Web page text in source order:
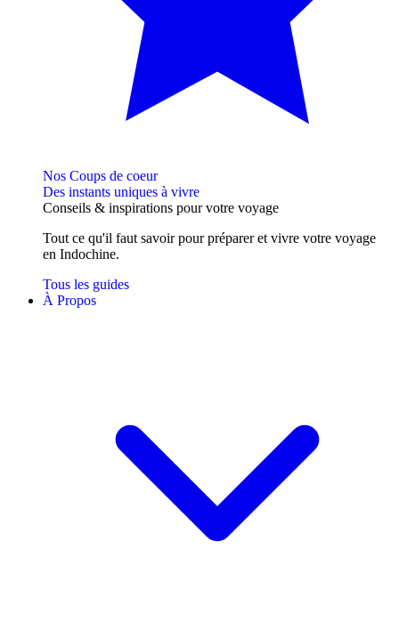
Nos Coups de coeur
Des instants uniques à vivre
Conseils & inspirations pour votre voyage
Tout ce qu'il faut savoir pour préparer et vivre votre voyage
en Indochine.
Tous les guides
À Propos